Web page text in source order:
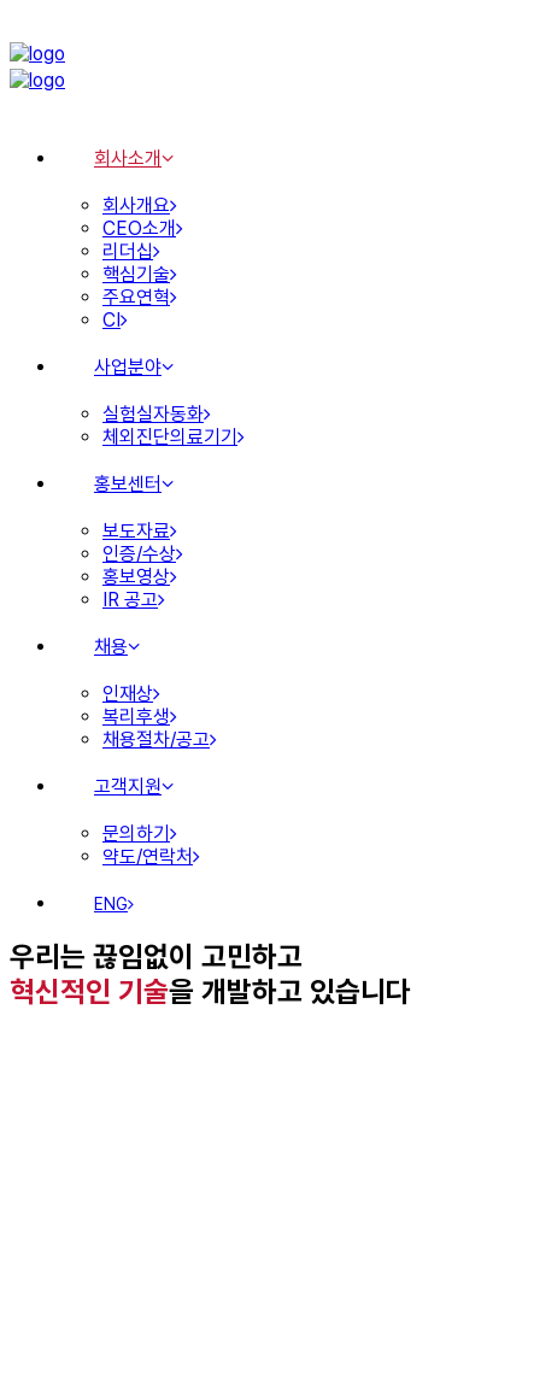
회사소개
회사개요
CEO소개
리더십
핵심기술
주요연혁
CI
사업분야
실험실자동화
체외진단의료기기
홍보센터
보도자료
인증/수상
홍보영상
IR 공고
채용
인재상
복리후생
채용절차/공고
고객지원
문의하기
약도/연락처
ENG
우리는 끊임없이 고민하고
혁신적인 기술을 개발하고 있습니다